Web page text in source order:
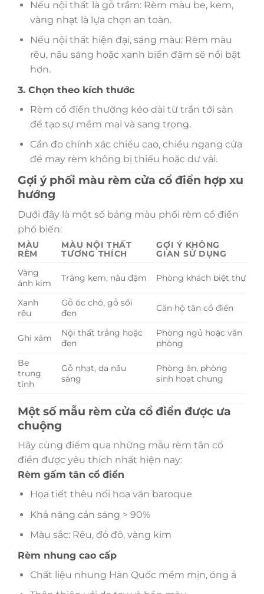
Nếu nội thất là gỗ trầm: Rèm màu be, kem,
vàng nhạt là lựa chọn an toàn.
Nếu nội thất hiện đại, sáng màu: Rèm màu
rêu, nâu sáng hoặc xanh biển đậm sẽ nổi bật
hơn.
3. Chọn theo kích thước
Rèm cổ điển thường kéo dài từ trần tới sàn
để tạo sự mềm mại và sang trọng.
Cần đo chính xác chiều cao, chiều ngang cửa
để may rèm không bị thiếu hoặc dư vải.
Gợi ý phối màu rèm cửa cổ điển hợp xu
hướng
Dưới đây là một số bảng màu phối rèm cổ điển
phổ biến:
MÀU
RÈM
MÀU NỘI THẤT
TƯƠNG THÍCH
GỢI Ý KHÔNG
GIAN SỬ DỤNG
Vàng
ánh kim
Trắng kem, nâu đậm Phòng khách biệt thự
Xanh
rêu
Gỗ óc chó, gỗ sồi
đen
Căn hộ tân cổ điển
Ghi xám
Nội thất trắng hoặc
đen
Phòng ngủ hoặc văn
phòng
Be
trung
tính
Gỗ nhạt, da nâu
sáng
Phòng ăn, phòng
sinh hoạt chung
Một số mẫu rèm cửa cổ điển được ưa
chuộng
Hãy cùng điểm qua những mẫu rèm tân cổ
điển được yêu thích nhất hiện nay:
Rèm gấm tân cổ điển
Họa tiết thêu nổi hoa văn baroque
Khả năng cản sáng > 90%
Màu sắc: Rêu, đỏ đô, vàng kim
Rèm nhung cao cấp
Chất liệu nhung Hàn Quốc mềm mịn, óng ả